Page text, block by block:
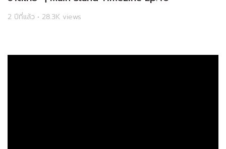
2 ปีที่แล้ว • 28.3K views